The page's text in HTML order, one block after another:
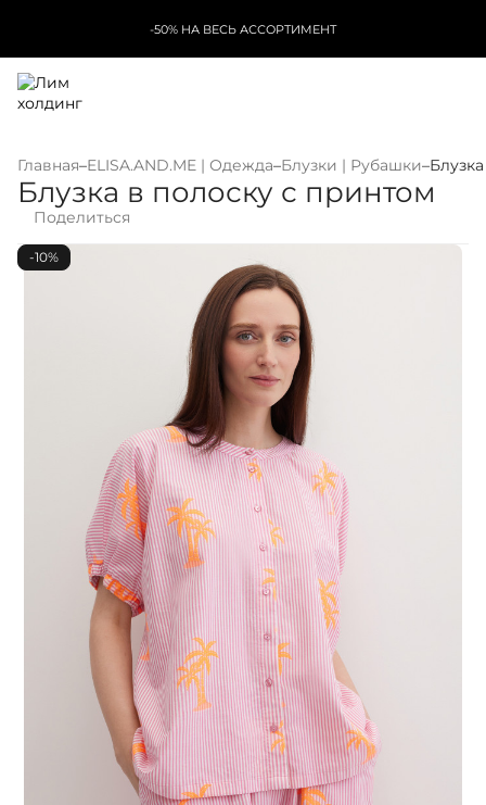
-50% НА ВЕСЬ АССОРТИМЕНТ
Главная–ELISA.AND.ME | Одежда–Блузки | Рубашки–
Блузка в полоску с принтом
Поделиться
-10%